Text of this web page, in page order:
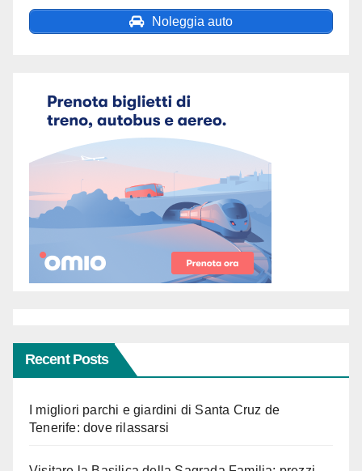
Noleggia auto
Recent Posts
I migliori parchi e giardini di Santa Cruz de
Tenerife: dove rilassarsi